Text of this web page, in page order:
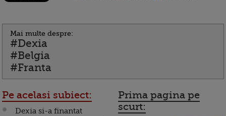
Mai multe despre:
#Dexia
#Belgia
#Franta
Pe acelasi subiect:
Dexia si-a finantat
Prima pagina pe
scurt: